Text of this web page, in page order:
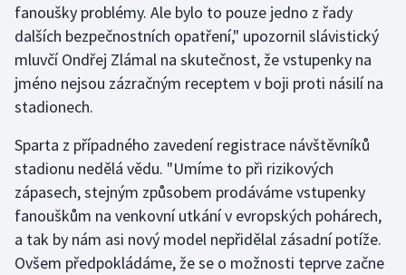
Lyže a snowboard
Moderní pětiboj
Olympijské hry
Parasport
Plavání
fanoušky problémy. Ale bylo to pouze jedno z řady
dalších bezpečnostních opatření," upozornil slávistický
mluvčí Ondřej Zlámal na skutečnost, že vstupenky na
jméno nejsou zázračným receptem v boji proti násilí na
stadionech.
Sparta z případného zavedení registrace návštěvníků
stadionu nedělá vědu. "Umíme to při rizikových
zápasech, stejným způsobem prodáváme vstupenky
fanouškům na venkovní utkání v evropských pohárech,
a tak by nám asi nový model nepřidělal zásadní potíže.
Ovšem předpokládáme, že se o možnosti teprve začne